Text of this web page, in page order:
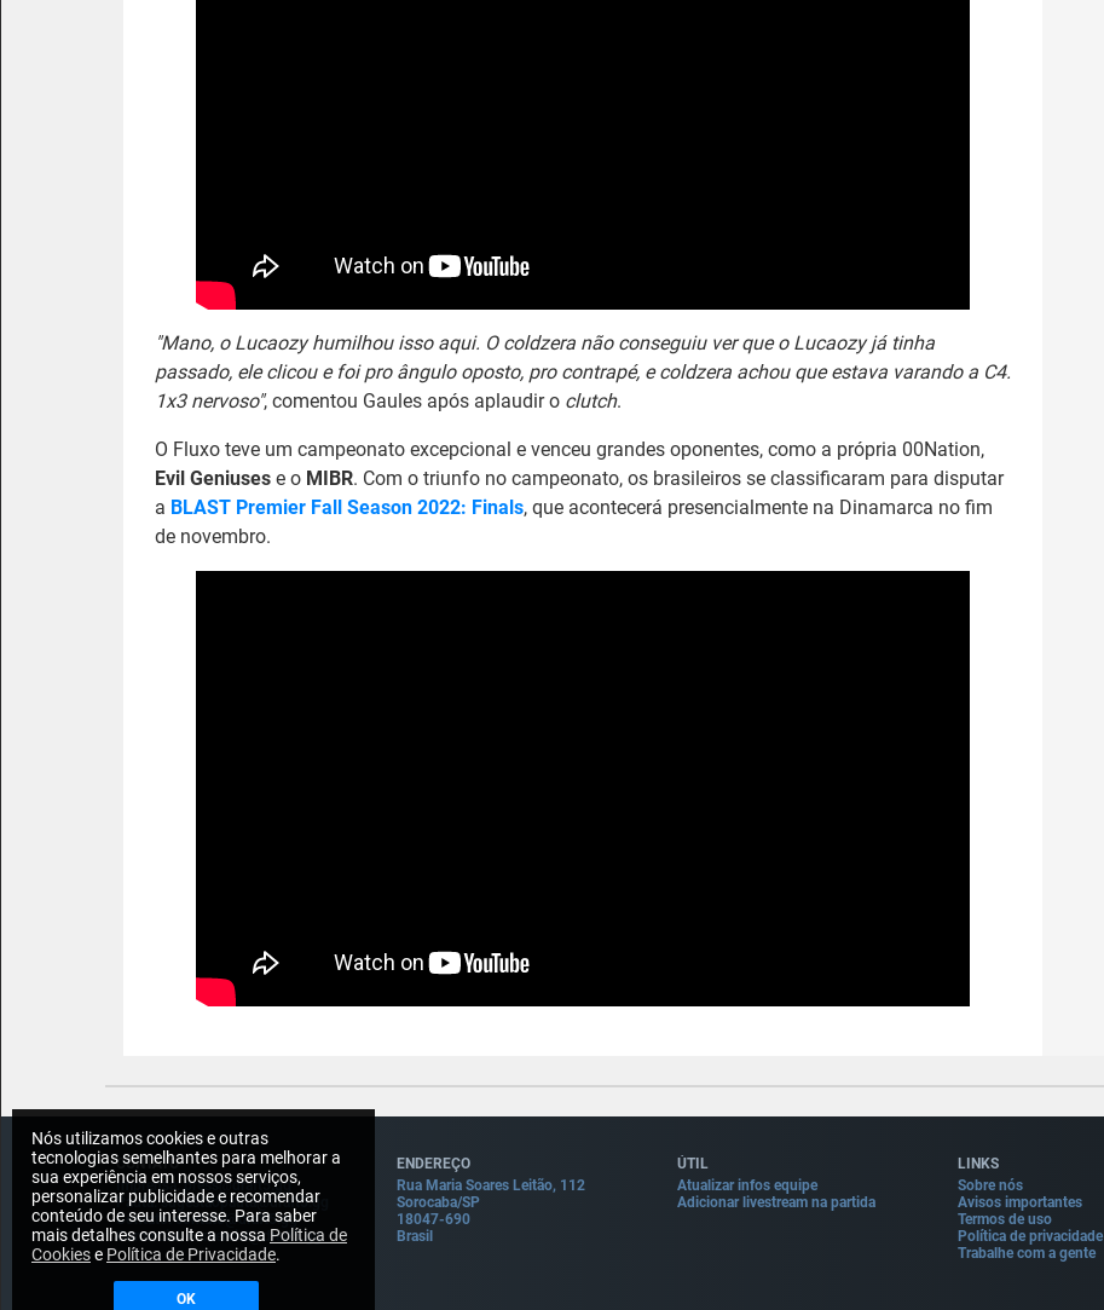
Nós utilizamos cookies e outras
tecnologias semelhantes para melhorar a
sua experiência em nossos serviços,
personalizar publicidade e recomendar
conteúdo de seu interesse. Para saber
mais detalhes consulte a nossa Política de
Cookiese Política de Privacidade.
OK
"Mano, o Lucaozy humilhou isso aqui. O coldzera não conseguiu ver que o Lucaozy já tinha
passado, ele clicou e foi pro ângulo oposto, pro contrapé, e coldzera achou que estava varando a C4.
1x3 nervoso", comentou Gaules após aplaudir o clutch.
O Fluxo teve um campeonato excepcional e venceu grandes oponentes, como a própria 00Nation,
Evil Geniuses e o MIBR. Com o triunfo no campeonato, os brasileiros se classificaram para disputar
a BLAST Premier Fall Season 2022: Finals, que acontecerá presencialmente na Dinamarca no fim
de novembro.
CONTATO
Imprensa: press@draft5.gg
Pauta: sugestaopauta@draft5.gg
Contato: contato@draft5.gg
Comercial: comercial@draft5.gg
ENDEREÇO
Rua Maria Soares Leitão, 112
Sorocaba/SP
18047-690
Brasil
ÚTIL
Atualizar infos equipe
Adicionar livestream na partida
LINKS
Sobre nós
Avisos importantes
Termos de uso
Política de privacidade
Trabalhe com a gente